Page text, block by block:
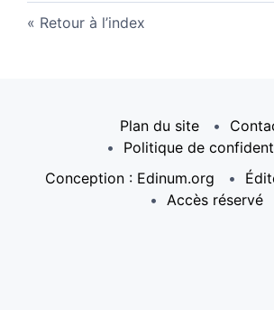
Retour à l’index
Plan du site
Politique de
Conception : Edinum.org
Accès réservé